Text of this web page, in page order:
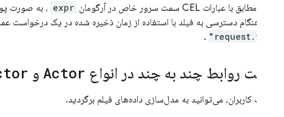
محاسبه، مطابق با عبارات CEL سمت سرور خاص در آرگومان
expr ، به صورت
کنید که هنگام دسترسی به فیلد با استفاده از زمان ذخیره شده در یک درخواست
"request.time")
.
مدیریت روابط چند به چند در انواع Actor و
با مدیریت کاربران، می‌توانید به مدل‌سازی داده‌های فیلم برگردید.